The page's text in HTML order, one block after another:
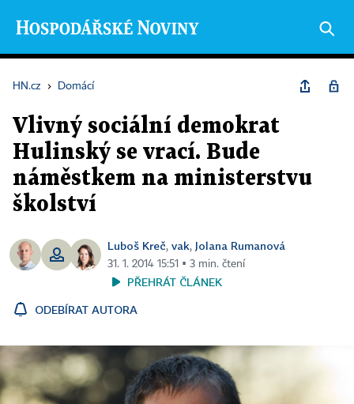
HN.cz › Domácí
Vlivný sociální demokrat
Hulinský se vrací. Bude
náměstkem na ministerstvu
školství
Luboš Kreč, vak, Jolana Rumanová
31. 1. 2014 15:51 ▪ 3 min. čtení
PŘEHRÁT ČLÁNEK
ODEBÍRAT AUTORA